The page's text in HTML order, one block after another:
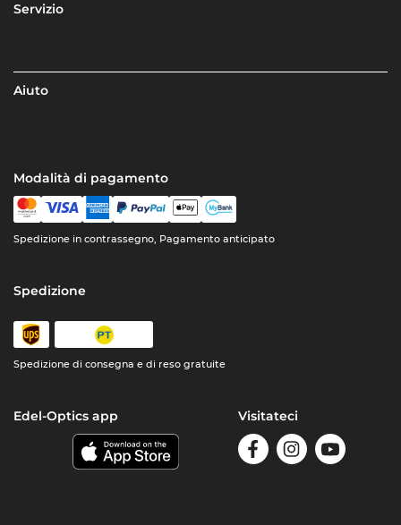
Servizio
Aiuto
Modalità di pagamento
Spedizione in contrassegno, Pagamento anticipato
Spedizione
Spedizione di consegna e di reso gratuite
Edel-Optics app Visitateci